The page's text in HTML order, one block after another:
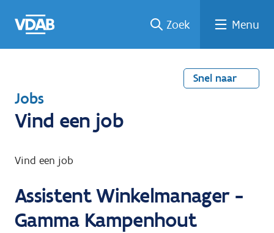
naar
een
een
job
naar
Zoek Menu
Snel naar
T
e
u
n
a
Jobs
Vind een job
Vind een job
Assistent Winkelmanager -
Gamma Kampenhout